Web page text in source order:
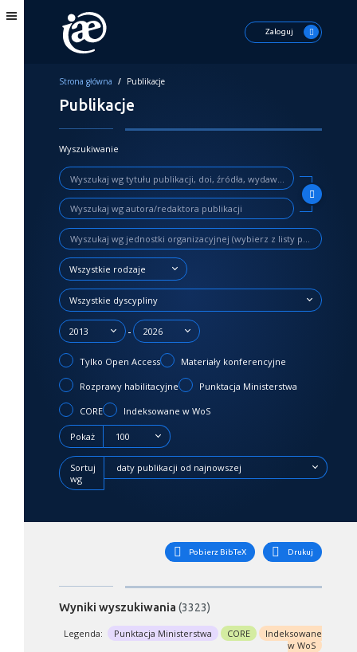
Zaloguj
Strona główna / Publikacje
Publikacje
Wyszukiwanie
Wszystkie rodzaje
Wszystkie dyscypliny
2013 - 2026
Tylko Open Access Materiały konferencyjne
Rozprawy habilitacyjne Punktacja Ministerstwa
CORE Indeksowane w WoS
Pokaż 100
Sortuj
wg
daty publikacji od najnowszej
Pobierz BibTeX Drukuj
Wyniki wyszukiwania (3323)
Legenda: Punktacja Ministerstwa CORE
Indeksowane
w WoS